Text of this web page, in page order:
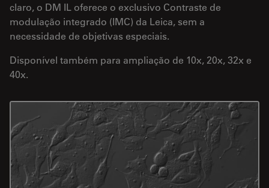
claro, o DM IL oferece o exclusivo Contraste de
modulação integrado (IMC) da Leica, sem a
necessidade de objetivas especiais.
Disponível também para ampliação de 10x, 20x, 32x e
40x.